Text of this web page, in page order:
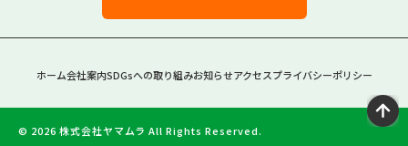
ホーム会社案内SDGsへの取り組みお知らせアクセスプライバシーポリシー
© 2026 株式会社ヤマムラ All Rights Reserved.